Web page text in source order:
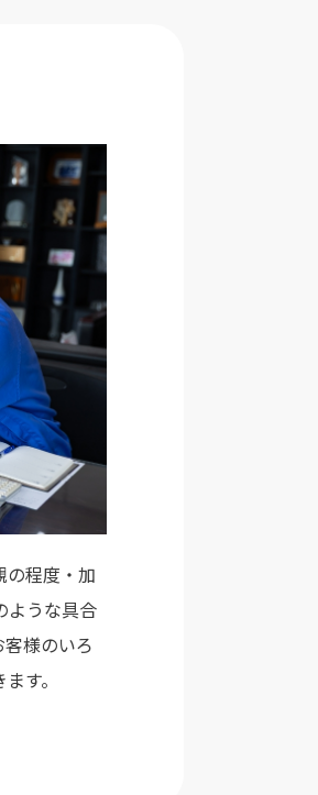
の程度・加
ような具合
様のいろ
す。